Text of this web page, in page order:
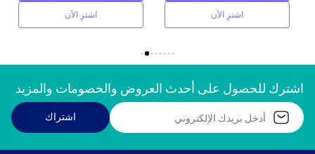
اشترِ الآن اشترِ الآن
اشترك للحصول على أحدث العروض والخصومات والمزيد
اشتراك